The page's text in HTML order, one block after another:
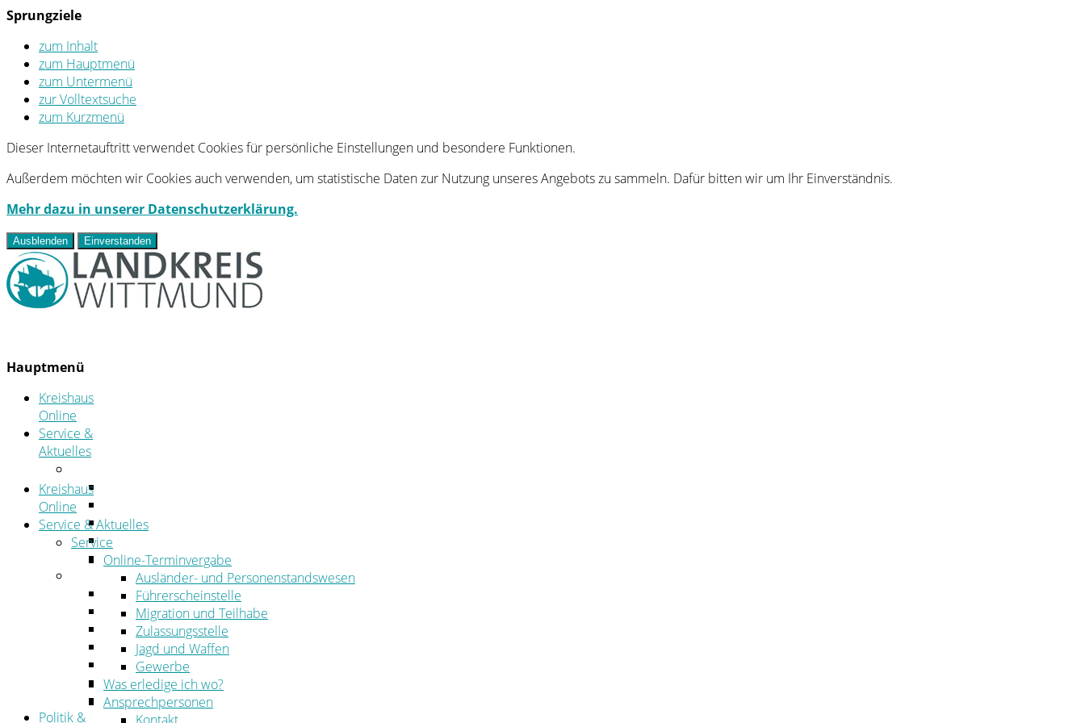
Sprungziele
zum Inhalt
zum Hauptmenü
zum Untermenü
zur Volltextsuche
zum Kurzmenü
Dieser Internetauftritt verwendet Cookies für persönliche Einstellungen und besondere Funktionen.
Außerdem möchten wir Cookies auch verwenden, um statistische Daten zur Nutzung unseres Angebots zu sammeln. Dafür bitten wir um Ihr Einverständnis.
Mehr dazu in unserer Datenschutzerklärung.
Ausblenden Einverstanden
Hauptmenü
Kreishaus
Online
Service &
Aktuelles
Ansprechpersonen
Formulare
Öffnungszeiten
Aktuelles
Stellenangebote
Azubiportal
Pressemitteilungen
Bekanntmachungen & öffentliche Zustellungen
Kehrbezirksausschreibungen
Amtsblatt
Öffentliche Ausschreibungen
Politik &
Kreishaus
Online
Service & Aktuelles
Service
Online-Terminvergabe
Ausländer- und Personenstandswesen
Führerscheinstelle
Migration und Teilhabe
Zulassungsstelle
Jagd und Waffen
Gewerbe
Was erledige ich wo?
Ansprechpersonen